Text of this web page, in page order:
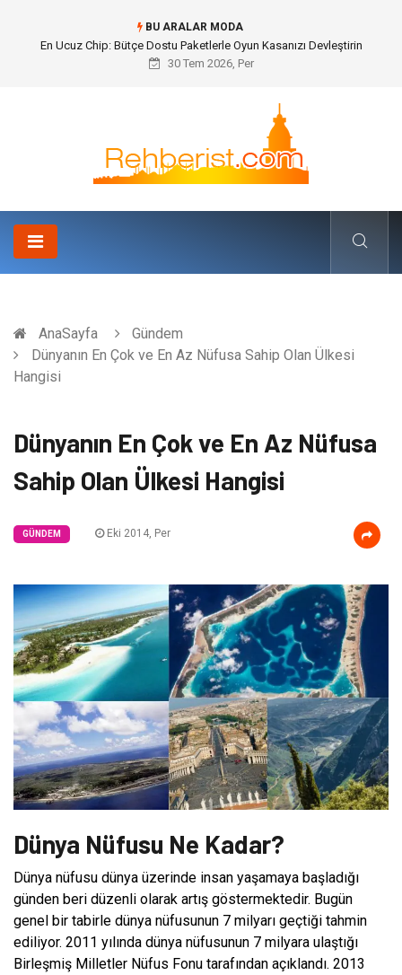
BU ARALAR MODA
Bohem Ev Dekoru Nedir?
30 Tem 2026, Per
AnaSayfa
Gündem
Dünyanın En Çok ve En Az Nüfusa Sahip Olan Ülkesi
Hangisi
Dünyanın En Çok ve En Az Nüfusa
Sahip Olan Ülkesi Hangisi
GÜNDEM Eki 2014, Per
Dünya Nüfusu Ne Kadar?
Dünya nüfusu dünya üzerinde insan yaşamaya başladığı
günden beri düzenli olarak artış göstermektedir. Bugün
genel bir tabirle dünya nüfusunun 7 milyarı geçtiği tahmin
ediliyor. 2011 yılında dünya nüfusunun 7 milyara ulaştığı
Birleşmiş Milletler Nüfus Fonu tarafından açıklandı. 2013